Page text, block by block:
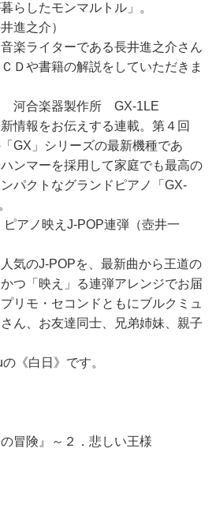
らしたモンマルトル」。
進之介）
楽ライターである長井進之介さん
Ｄや書籍の解説をしていただきま
河合楽器製作所 GX-1LE
情報をお伝えする連載。第４回
GX」シリーズの最新機種であ
ンマーを採用して家庭でも最高の
パクトなグランドピアノ「GX-
アノ映えJ-POP連弾（壺井一
気のJ-POPを、最新曲から王道の
つ「映え」る連弾アレンジでお届
リモ・セコンドともにブルクミュ
ん、お友達同士、兄弟姉妹、親子
《白日》です。
冒険』～２．悲しい王様